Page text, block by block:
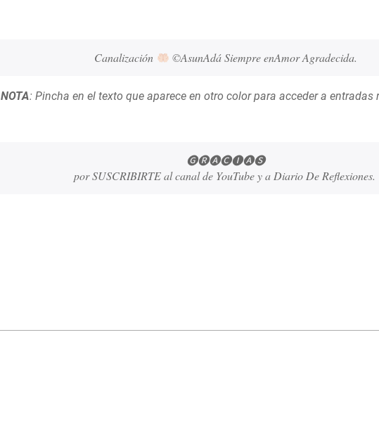
Canalización ©AsunAdá Siempre enAmor Agradecida.
NOTA: Pincha en el texto que aparece en otro color para acceder a entradas
🅖🅡🅐🅒🅘🅐🅢